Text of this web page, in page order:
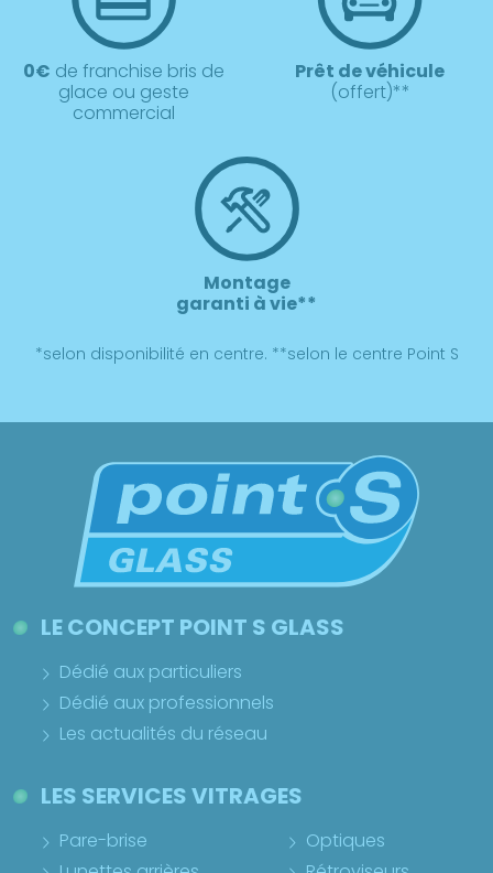
0€ de franchise bris de
glace ou geste
commercial
Prêt de véhicule
(offert)**
Montage
garanti à vie**
*selon disponibilité en centre. **selon le centre Point S
LE CONCEPT POINT S GLASS
Dédié aux particuliers
Dédié aux professionnels
Les actualités du réseau
LES SERVICES VITRAGES
Pare-brise
Optiques